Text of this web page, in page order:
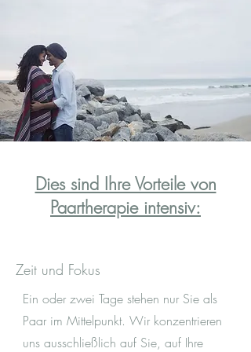
Dies sind Ihre Vorteile von
Paartherapie intensiv:
Zeit und Fokus
Ein oder zwei Tage stehen nur Sie als
Paar im Mittelpunkt. Wir konzentrieren
uns ausschließlich auf Sie, auf Ihre